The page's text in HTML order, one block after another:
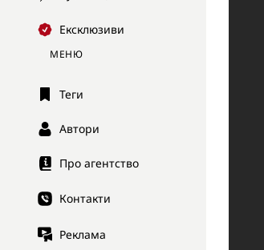
Ексклюзиви
МЕНЮ
Теги
Автори
Про агентство
Контакти
Реклама